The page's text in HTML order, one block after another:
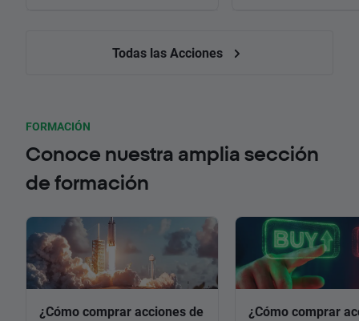
Todas las Acciones
FORMACIÓN
Conoce nuestra amplia sección
de formación
¿Cómo comprar acciones de
¿Cómo comprar